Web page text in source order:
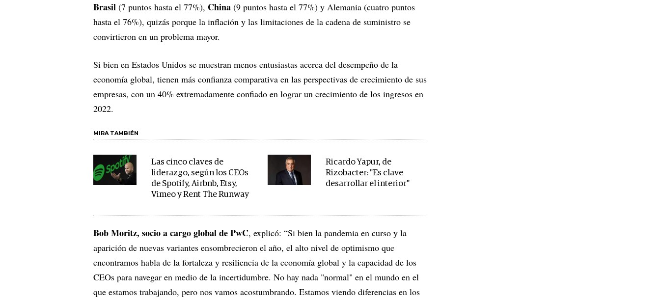
Brasil (7 puntos hasta el 77%), China (9 puntos hasta el 77%) y Alemania (cuatro puntos
hasta el 76%), quizás porque la inflación y las limitaciones de la cadena de suministro se
convirtieron en un problema mayor.
Si bien en Estados Unidos se muestran menos entusiastas acerca del desempeño de la
economía global, tienen más confianza comparativa en las perspectivas de crecimiento de sus
empresas, con un 40% extremadamente confiado en lograr un crecimiento de los ingresos en
2022.
MIRA TAMBIÉN
Las cinco claves de
liderazgo, según los CEOs
de Spotify, Airbnb, Etsy,
Vimeo y Rent The Runway
Ricardo Yapur, de
Rizobacter: "Es clave
desarrollar el interior"
Bob Moritz, socio a cargo global de PwC, explicó: “Si bien la pandemia en curso y la
aparición de nuevas variantes ensombrecieron el año, el alto nivel de optimismo que
encontramos habla de la fortaleza y resiliencia de la economía global y la capacidad de los
CEOs para navegar en medio de la incertidumbre. No hay nada "normal" en el mundo en el
que estamos trabajando, pero nos vamos acostumbrando. Estamos viendo diferencias en los